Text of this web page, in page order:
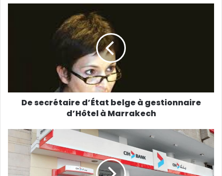
De secrétaire d’État belge à gestionnaire
d’Hôtel à Marrakech